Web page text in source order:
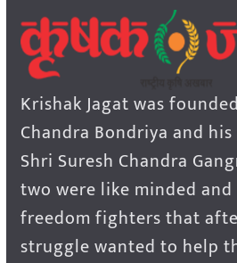
Krishak Jagat was
Chandra Bondriya and
Shri Suresh Chandra
two were like minded
freedom fighters that
struggle wanted to help